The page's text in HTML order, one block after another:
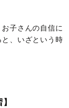
お子さんの自信に
、いざという時